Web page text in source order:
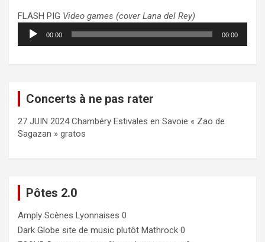
FLASH PIG Video games (cover Lana del Rey)
Lecteur
audio
00:00 00:00
Concerts à ne pas rater
27 JUIN 2024 Chambéry Estivales en Savoie « Zao de
Sagazan » gratos
Pôtes 2.0
Amply Scènes Lyonnaises 0
Dark Globe site de music plutôt Mathrock 0